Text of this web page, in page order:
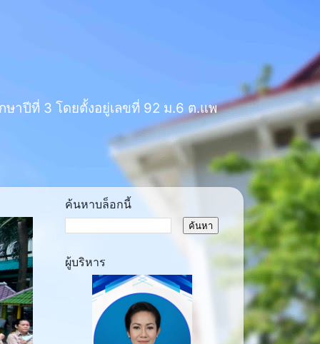
าปีที่ 3 โดยตั้งอยู่เลขที่ 92 ม.6 ต.แพ
ค้นหาบล็อกนี้
ผู้บริหาร